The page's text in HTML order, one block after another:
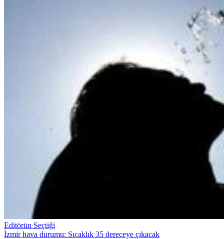
Editörün Seçtiği
İzmir hava durumu: Sıcaklık 35 dereceye çıkacak